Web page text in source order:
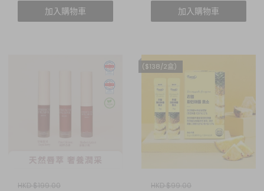
運費!!
加入購物車
加入購物車
HKD $199.00
($138/2盒)
HKD $99.00